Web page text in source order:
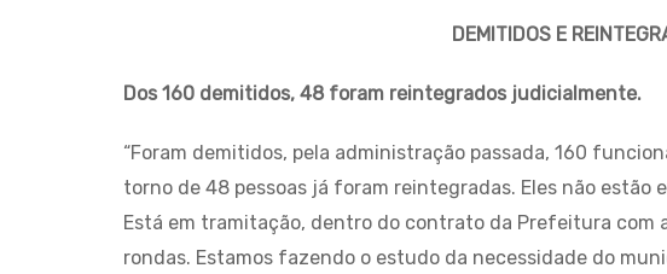
DEMITIDOS E
Dos 160 demitidos, 48 foram reintegrados judicialmente.
“Foram demitidos, pela administração passada, 160
torno de 48 pessoas já foram reintegradas. Eles não estão
Está em tramitação, dentro do contrato da Prefeitura com
rondas. Estamos fazendo o estudo da necessidade do